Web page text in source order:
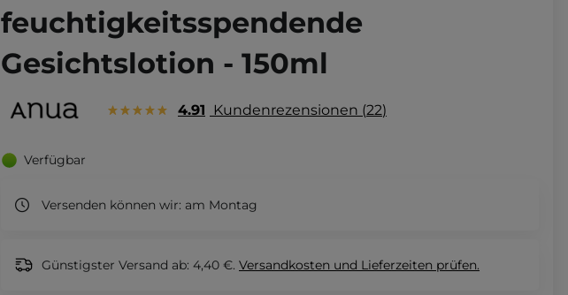
feuchtigkeitsspendende
Gesichtslotion - 150ml
4.91 Kundenrezensionen 22
Verfügbar
Versenden können wir: am Montag
Günstigster Versand ab: 4,40 €. Versandkosten und Lieferzeiten prüfen.